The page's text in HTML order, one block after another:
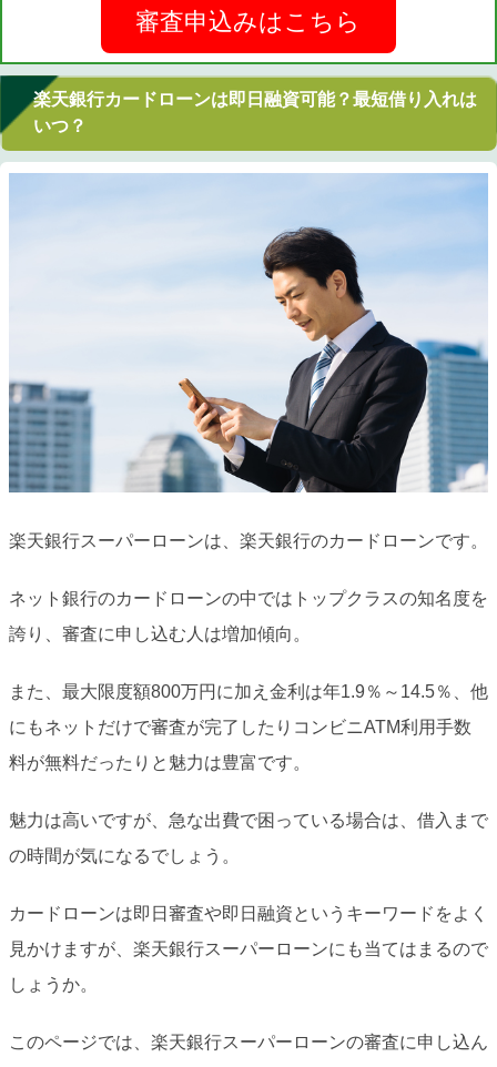
審査申込みはこちら
楽天銀行カードローンは即日融資可能？最短借り入れは
いつ？
楽天銀行スーパーローンは、楽天銀行のカードローンです。
ネット銀行のカードローンの中ではトップクラスの知名度を
誇り、審査に申し込む人は増加傾向。
また、最大限度額800万円に加え金利は年1.9％～14.5％、他
にもネットだけで審査が完了したりコンビニATM利用手数
料が無料だったりと魅力は豊富です。
魅力は高いですが、急な出費で困っている場合は、借入まで
の時間が気になるでしょう。
カードローンは即日審査や即日融資というキーワードをよく
見かけますが、楽天銀行スーパーローンにも当てはまるので
しょうか。
このページでは、楽天銀行スーパーローンの審査に申し込ん